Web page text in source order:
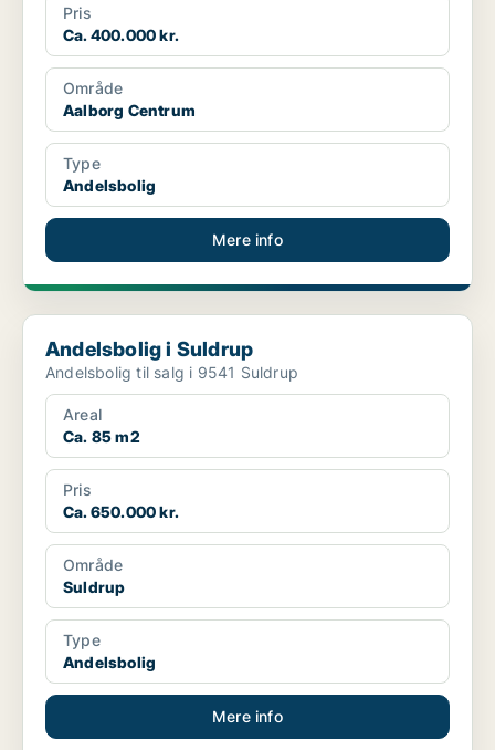
Pris
Ca. 400.000 kr.
Område
Aalborg Centrum
Type
Andelsbolig
Mere info
Andelsbolig i Suldrup
Andelsbolig i Suldrup
Andelsbolig til salg i 9541 Suldrup
Areal
Ca. 85 m2
Pris
Ca. 650.000 kr.
Område
Suldrup
Type
Andelsbolig
Mere info